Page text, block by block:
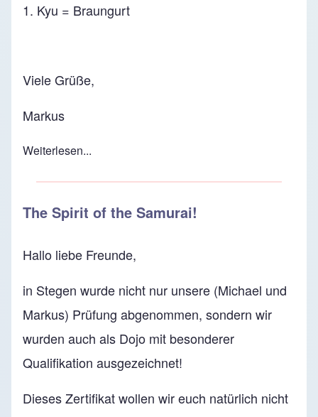
1. Kyu = Braungurt
Viele Grüße,
Markus
Weiterlesen...
The Spirit of the Samurai!
Hallo liebe Freunde,
in Stegen wurde nicht nur unsere (Michael und
Markus) Prüfung abgenommen, sondern wir
wurden auch als Dojo mit besonderer
Qualifikation ausgezeichnet!
Dieses Zertifikat wollen wir euch natürlich nicht